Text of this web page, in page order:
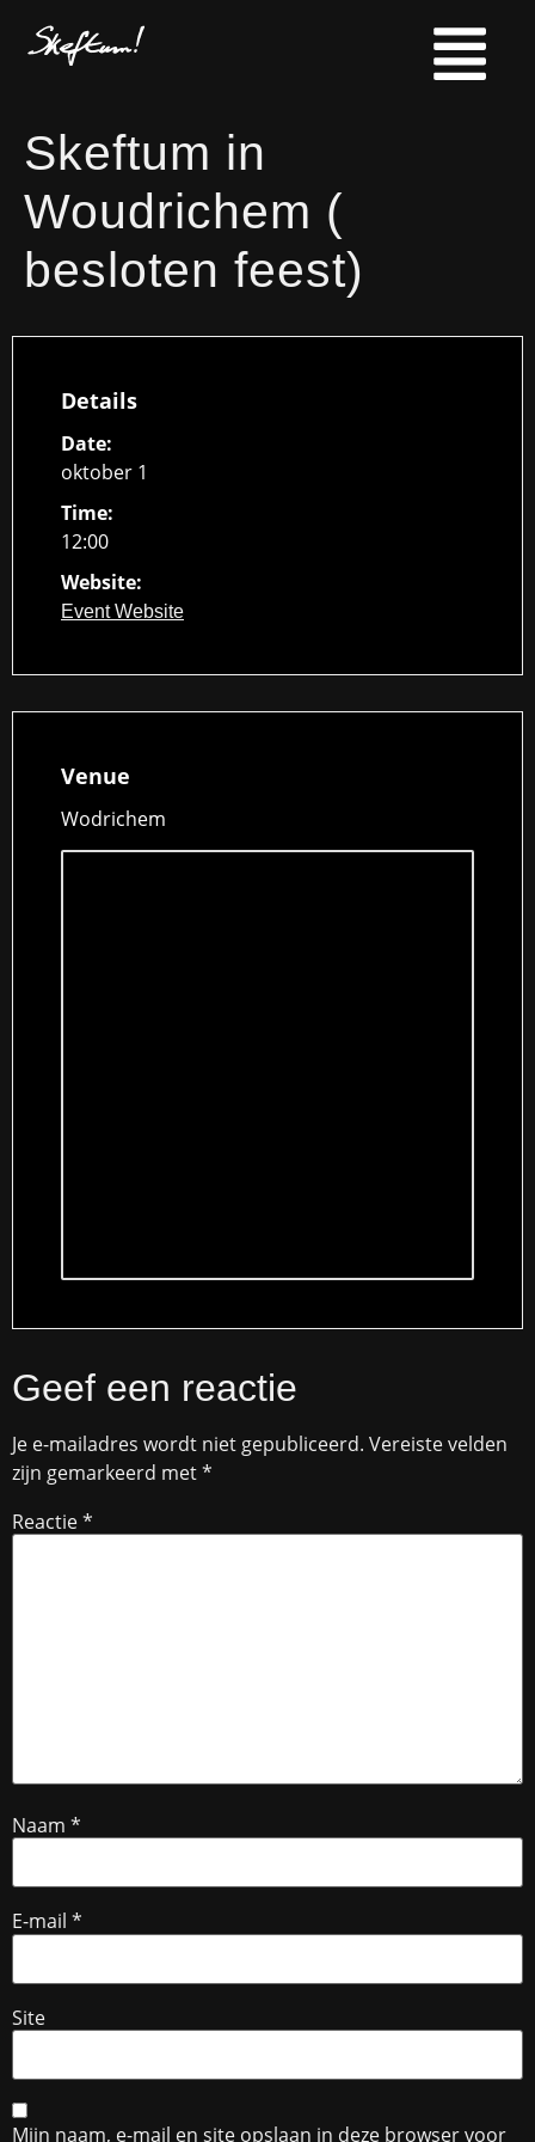
Skeftum in
Woudrichem (
besloten feest)
Details
Date:
oktober 1
Time:
12:00
Website:
Event Website
Venue
Wodrichem
Geef een reactie
Je e-mailadres wordt niet gepubliceerd. Vereiste velden
zijn gemarkeerd met*
Reactie*
Naam *
E-mail *
Site
Mijn naam, e-mail en site opslaan in deze browser voor